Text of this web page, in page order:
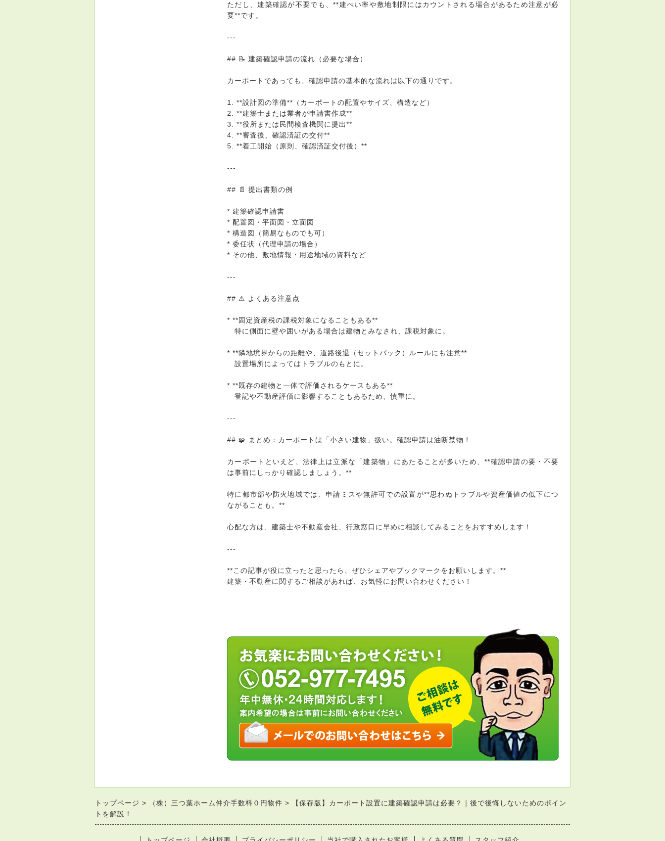
ただし、建築確認が不要でも、**建ぺい率や敷地制限にはカウントされる場合があるため注意が必
要**です。
---
## 📝 建築確認申請の流れ（必要な場合）
カーポートであっても、確認申請の基本的な流れは以下の通りです。
1. **設計図の準備**（カーポートの配置やサイズ、構造など）
2. **建築士または業者が申請書作成**
3. **役所または民間検査機関に提出**
4. **審査後、確認済証の交付**
5. **着工開始（原則、確認済証交付後）**
---
## 📄 提出書類の例
* 建築確認申請書
* 配置図・平面図・立面図
* 構造図（簡易なものでも可）
* 委任状（代理申請の場合）
* その他、敷地情報・用途地域の資料など
---
## ⚠ よくある注意点
* **固定資産税の課税対象になることもある**
特に側面に壁や囲いがある場合は建物とみなされ、課税対象に。
* **隣地境界からの距離や、道路後退（セットバック）ルールにも注意**
設置場所によってはトラブルのもとに。
* **既存の建物と一体で評価されるケースもある**
登記や不動産評価に影響することもあるため、慎重に。
---
## 🧩 まとめ：カーポートは「小さい建物」扱い。確認申請は油断禁物！
カーポートといえど、法律上は立派な「建築物」にあたることが多いため、**確認申請の要・不要
は事前にしっかり確認しましょう。**
特に都市部や防火地域では、申請ミスや無許可での設置が**思わぬトラブルや資産価値の低下につ
ながることも。**
心配な方は、建築士や不動産会社、行政窓口に早めに相談してみることをおすすめします！
---
**この記事が役に立ったと思ったら、ぜひシェアやブックマークをお願いします。**
建築・不動産に関するご相談があれば、お気軽にお問い合わせください！
トップページ （株）三つ葉ホーム仲介手数料０円物件
【保存版】カーポート設置に建築確認申請は必要？｜後で後悔しないためのポイン
トを解説！